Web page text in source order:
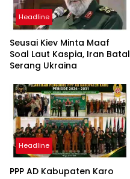
Headline
Seusai Kiev Minta Maaf
Soal Laut Kaspia, Iran Batal
Serang Ukraina
Headline
PPP AD Kabupaten Karo